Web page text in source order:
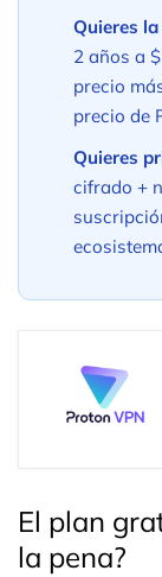
Quieres
2 años a
precio
precio de
Quieres
cifrado +
El plan
la pena?